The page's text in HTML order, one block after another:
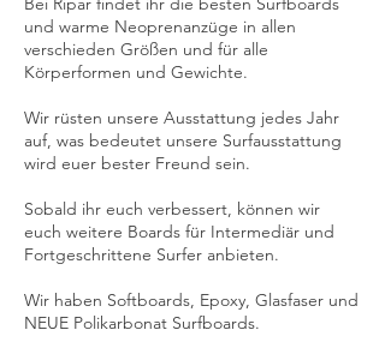
und warme Neoprenanzüge in allen
verschieden Größen und für alle
Körperformen und Gewichte.
Wir rüsten unsere Ausstattung jedes Jahr
auf, was bedeutet unsere Surfausstattung
wird euer bester Freund sein.
Sobald ihr euch verbessert, können wir
euch weitere Boards für Intermediär und
Fortgeschrittene Surfer anbieten.
Wir haben Softboards, Epoxy, Glasfaser und
NEUE Polikarbonat Surfboards.